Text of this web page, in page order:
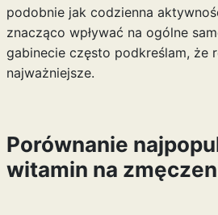
podobnie jak codzienna
znacząco wpływać na ogólne
gabinecie często podkreślam, że
najważniejsze.
Porównanie
witamin na